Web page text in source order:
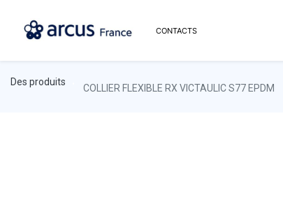
CONTACTS
Des produits
COLLIER FLEXIBLE RX VICTAULIC S77 EPDM